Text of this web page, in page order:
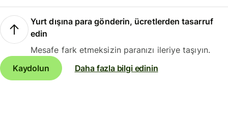
Yurt dışına para gönderin, ücretlerden tasarruf
edin
Mesafe fark etmeksizin paranızı ileriye taşıyın.
Kaydolun
Daha fazla bilgi edinin